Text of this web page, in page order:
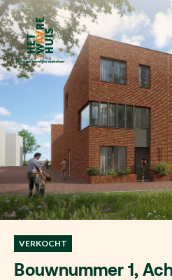
VERKOCHT
Bouwnummer 1,